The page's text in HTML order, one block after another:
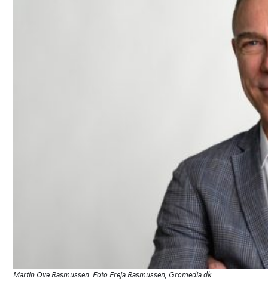
Martin Ove Rasmussen. Foto Freja Rasmussen, Gromedia.dk